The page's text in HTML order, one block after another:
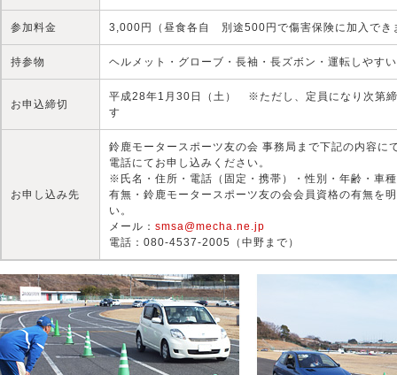
参加料金 3,000円（昼食各自 別途500円で傷害保険に加入でき
持参物 ヘルメット・グローブ・長袖・長ズボン・運転しやす
お申込締切
平成28年1月30日（土） ※ただし、定員になり次第
す
お申し込み先
鈴鹿モータースポーツ友の会 事務局まで下記の内容に
電話にてお申し込みください。
※氏名・住所・電話（固定・携帯）・性別・年齢・車
有無・鈴鹿モータースポーツ友の会会員資格の有無を
い。
メール： smsa@mecha.ne.jp
電話：080‐4537‐2005（中野まで）